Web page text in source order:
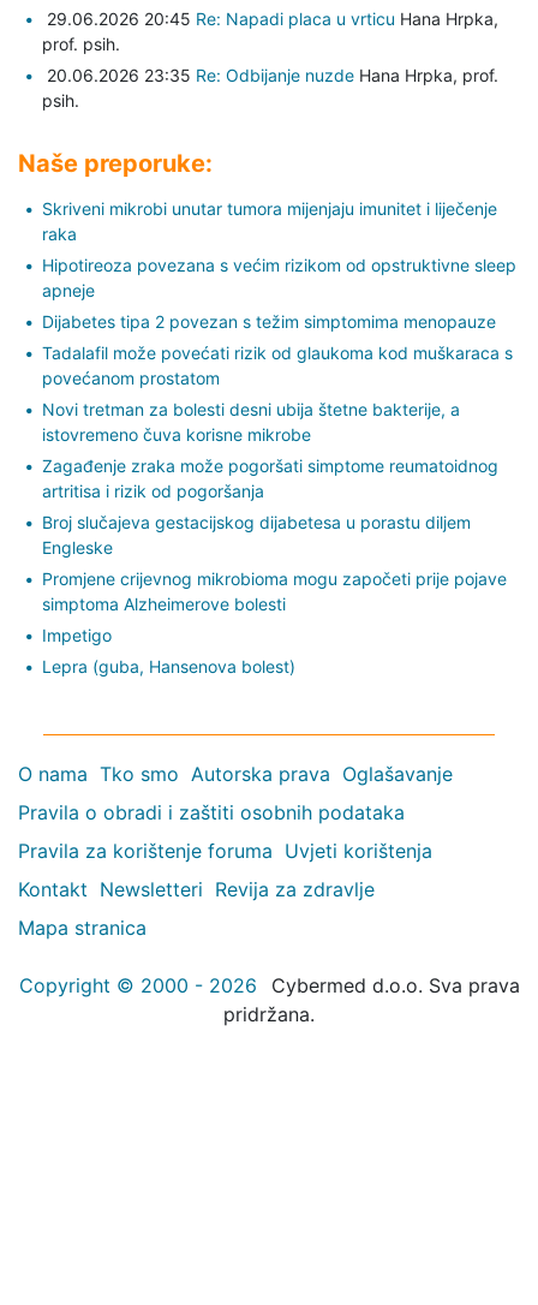
29.06.2026 20:45 Re: Napadi placa u vrticu Hana Hrpka,
prof. psih.
20.06.2026 23:35 Re: Odbijanje nuzde Hana Hrpka, prof.
psih.
Naše preporuke:
Skriveni mikrobi unutar tumora mijenjaju imunitet i liječenje
raka
Hipotireoza povezana s većim rizikom od opstruktivne sleep
apneje
Dijabetes tipa 2 povezan s težim simptomima menopauze
Tadalafil može povećati rizik od glaukoma kod muškaraca s
povećanom prostatom
Novi tretman za bolesti desni ubija štetne bakterije, a
istovremeno čuva korisne mikrobe
Zagađenje zraka može pogoršati simptome reumatoidnog
artritisa i rizik od pogoršanja
Broj slučajeva gestacijskog dijabetesa u porastu diljem
Engleske
Promjene crijevnog mikrobioma mogu započeti prije pojave
simptoma Alzheimerove bolesti
Impetigo
Lepra (guba, Hansenova bolest)
O nama Tko smo Autorska prava Oglašavanje
Pravila o obradi i zaštiti osobnih podataka
Pravila za korištenje foruma Uvjeti korištenja
Kontakt Newsletteri Revija za zdravlje
Mapa stranica
Copyright © 2000 - 2026
Cybermed d.o.o. Sva prava
pridržana.